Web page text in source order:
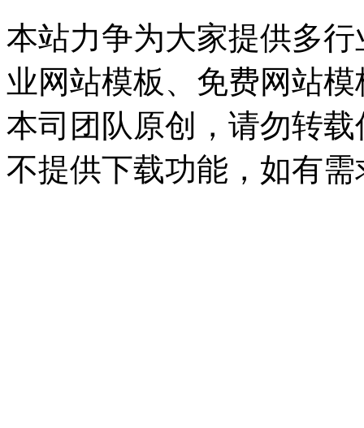
本站力争为大家提供多
业网站模板、免费网站
本司团队原创，请勿转
不提供下载功能，如有